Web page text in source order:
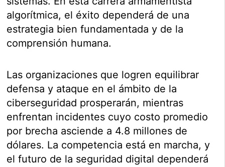
algorítmica, el éxito dependerá de una
estrategia bien fundamentada y de la
comprensión humana.
Las organizaciones que logren equilibrar
defensa y ataque en el ámbito de la
ciberseguridad prosperarán, mientras
enfrentan incidentes cuyo costo promedio
por brecha asciende a 4.8 millones de
dólares. La competencia está en marcha, y
el futuro de la seguridad digital dependerá